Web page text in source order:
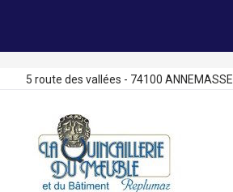
5 route des vallées - 74100 ANNEMASSE